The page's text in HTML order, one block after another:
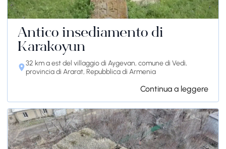
Antico insediamento di
Karakoyun
32 km a est del villaggio di Aygevan, comune di Vedi,
provincia di Ararat, Repubblica di Armenia
Continua a leggere